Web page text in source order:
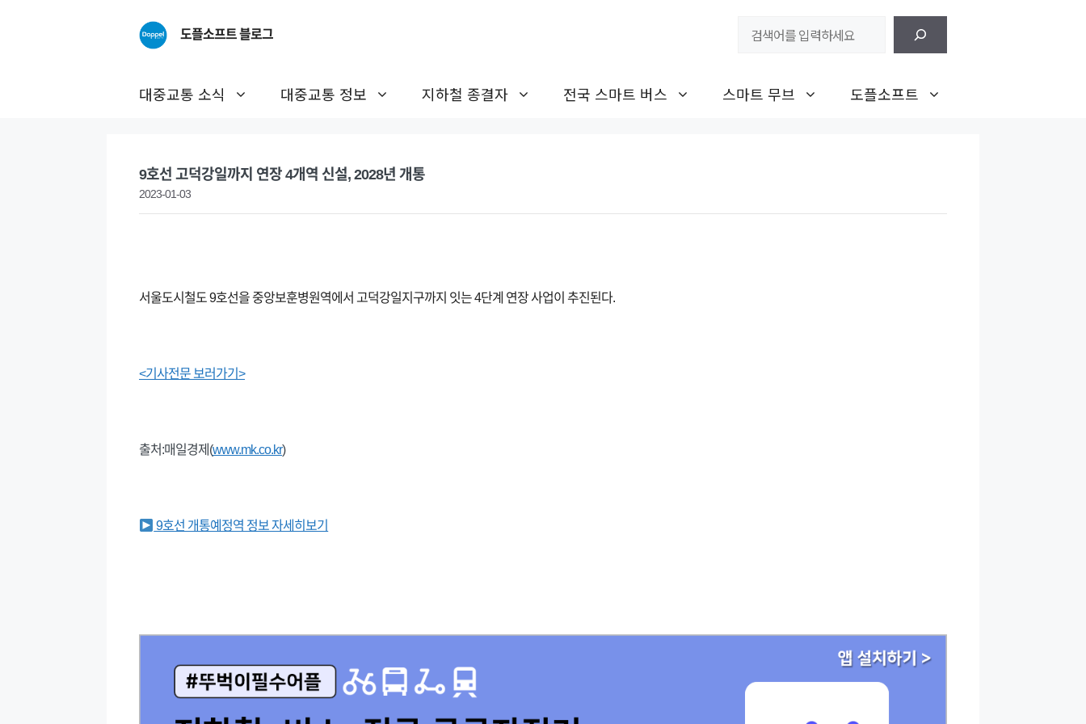
도플소프트 블로그
대중교통 소식 대중교통 정보 지하철 종결자 전국 스마트 버스 스마트 무브 도플소프트
9호선 고덕강일까지 연장 4개역 신설, 2028년 개통
2023-01-03
서울도시철도 9호선을 중앙보훈병원역에서 고덕강일지구까지 잇는 4단계 연장 사업이 추진된다.
<기사전문 보러가기>
출처:매일경제(www.mk.co.kr)
9호선 개통예정역 정보 자세히보기